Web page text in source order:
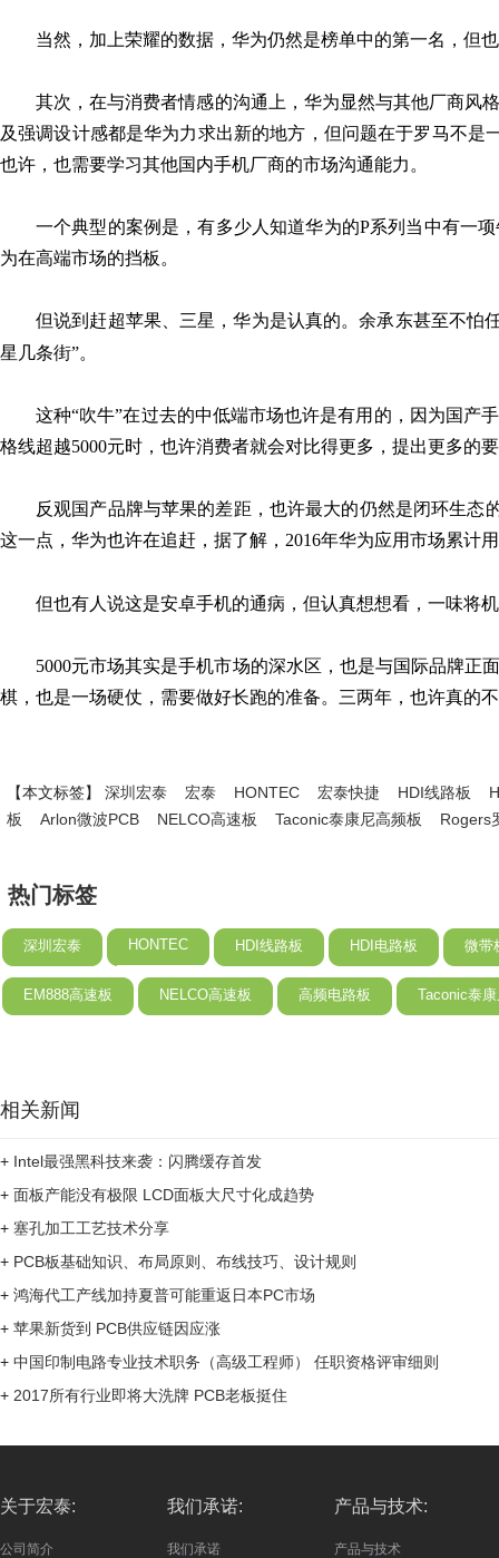
当然，加上荣耀的数据，华为仍然是榜单中的第一名，但
其次，在与消费者情感的沟通上，华为显然与其他厂商风
及强调设计感都是华为力求出新的地方，但问题在于罗马不
也许，也需要学习其他国内手机厂商的市场沟通能力。
一个典型的案例是，有多少人知道华为的P系列当中有一
为在高端市场的挡板。
但说到赶超苹果、三星，华为是认真的。余承东甚至不怕
星几条街”。
这种“吹牛”在过去的中低端市场也许是有用的，因为国产
格线超越5000元时，也许消费者就会对比得更多，提出更多的
反观国产品牌与苹果的差距，也许最大的仍然是闭环生
这一点，华为也许在追赶，据了解，2016年华为应用市场累计
但也有人说这是安卓手机的通病，但认真想想看，一味将
5000元市场其实是手机市场的深水区，也是与国际品牌
棋，也是一场硬仗，需要做好长跑的准备。三两年，也许真的
【本文标签】 深圳宏泰 宏泰 HONTEC 宏泰快捷 HDI线路板
板
Arlon微波PCB NELCO高速板 Taconic泰康尼高频板 Rogers
热门标签
深圳宏泰 HONTEC HDI线路板 HDI电路板 微带
EM888高速板 NELCO高速板 高频电路板 Taconic泰
相关新闻
+ Intel最强黑科技来袭：闪腾缓存首发
+ 面板产能没有极限 LCD面板大尺寸化成趋势
+ 塞孔加工工艺技术分享
+ PCB板基础知识、布局原则、布线技巧、设计规则
+ 鸿海代工产线加持夏普可能重返日本PC市场
+ 苹果新货到 PCB供应链因应涨
+ 中国印制电路专业技术职务（高级工程师） 任职资格评审细则
+ 2017所有行业即将大洗牌 PCB老板挺住
关于宏泰:
公司简介
我们承诺:
我们承诺
产品与技术:
产品与技术